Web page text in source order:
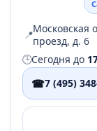
📍Московская
проезд, д. 6
🕒Сегодня до
☎7 (495)